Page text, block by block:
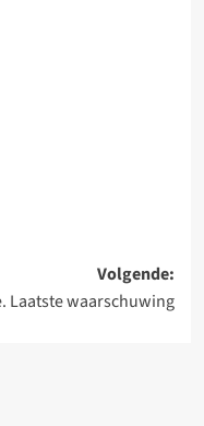
Volgende:
Laatste waarschuwing